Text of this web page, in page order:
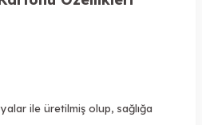
ile üretilmiş olup, sağlığa